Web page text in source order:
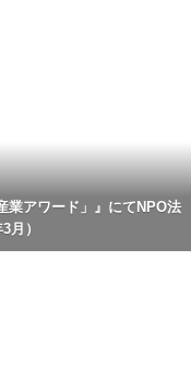
業アワード」』にてNPO法
月）